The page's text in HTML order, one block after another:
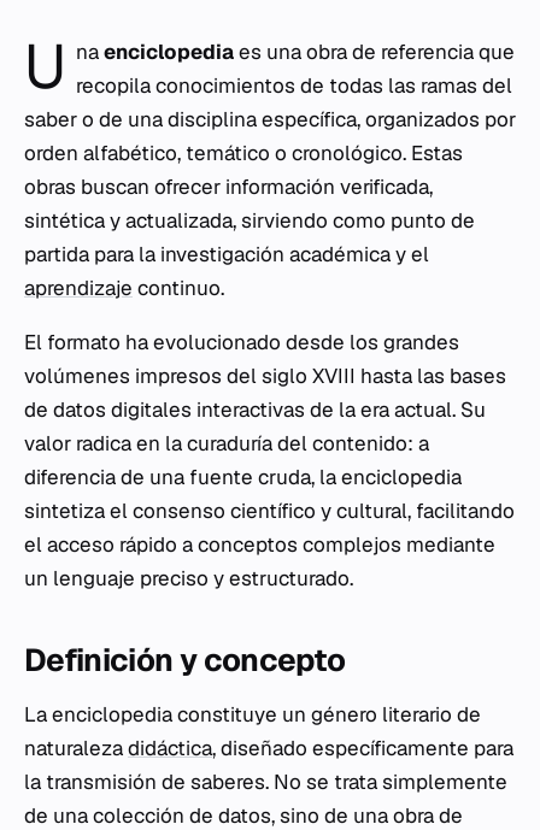
U naenciclopediaes una obra de referencia que
recopila conocimientos de todas las ramas del
saber o de una disciplina específica, organizados por
orden alfabético, temático o cronológico. Estas
obras buscan ofrecer información verificada,
sintética y actualizada, sirviendo como punto de
partida para la investigación académica y el
aprendizaje continuo.
El formato ha evolucionado desde los grandes
volúmenes impresos del siglo XVIII hasta las bases
de datos digitales interactivas de la era actual. Su
valor radica en la curaduría del contenido: a
diferencia de una fuente cruda, la enciclopedia
sintetiza el consenso científico y cultural, facilitando
el acceso rápido a conceptos complejos mediante
un lenguaje preciso y estructurado.
Definición y concepto
La enciclopedia constituye un género literario de
naturalezadidáctica, diseñado específicamente para
la transmisión de saberes. No se trata simplemente
de una colección de datos, sino de una obra de